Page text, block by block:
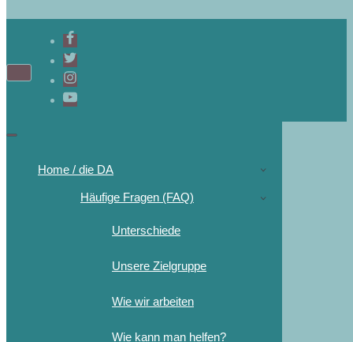
Home / die DA
Häufige Fragen (FAQ)
Unterschiede
Unsere Zielgruppe
Wie wir arbeiten
Wie kann man helfen?